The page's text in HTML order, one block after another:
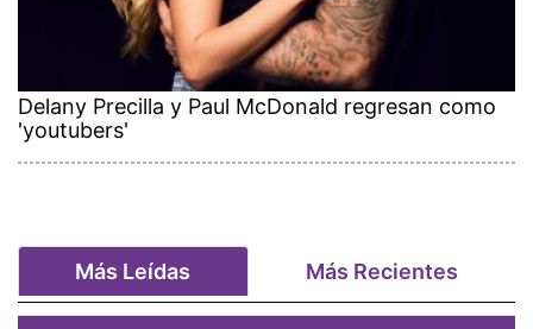
Delany Precilla y Paul McDonald regresan como
'youtubers'
Más Leídas Más Recientes